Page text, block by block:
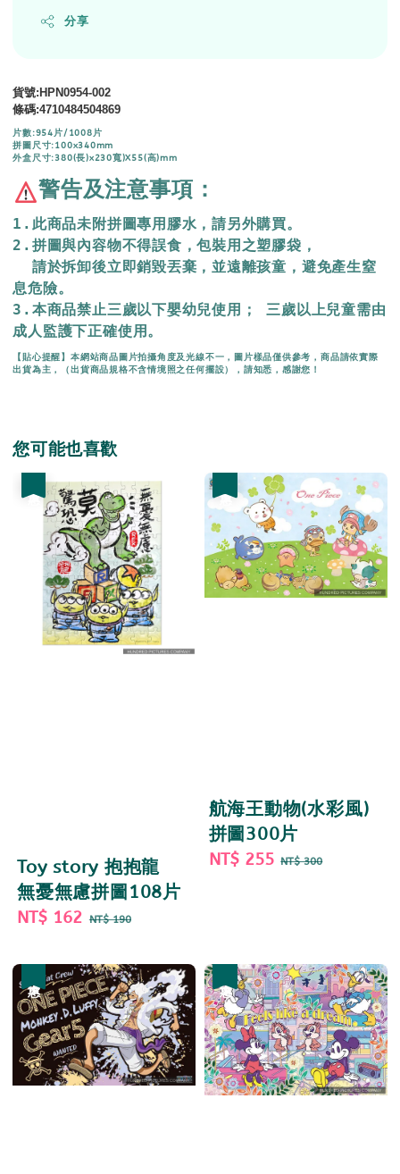
分享
貨號:HPN0954-002
條碼:4710484504869
片數:954片/1008片
拼圖尺寸:100x340mm
外盒尺寸:380(長)x230寬)X55(高)mm
警告及注意事項：
1.此商品未附拼圖專用膠水，請另外購買。
2.拼圖與內容物不得誤食，包裝用之塑膠袋，
  請於拆卸後立即銷毀丟棄，
並遠離孩童，避免產生窒
息危險。
3.本商品禁止三歲以下嬰幼兒使用； 三歲以上兒童需由
成人監護下正確使用。
【貼心提醒】本網站商品圖片拍攝角度及光線不一，圖片樣品僅供參考，商品請依實際
出貨為主，（出貨商品規格不含情境照之任何擺設），請知悉，感謝您！
您可能也喜歡
Toy story 抱抱龍
無憂無慮拼圖108片
Sale
NT$ 162 Regular
NT$ 190
航海王動物(水彩風)
拼圖300片
Sale
NT$ 255 Regular
NT$ 300